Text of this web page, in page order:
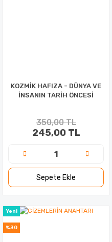
KOZMİK HAFIZA - DÜNYA VE
İNSANIN TARİH ÖNCESİ
350,00 TL
245,00 TL
Sepete Ekle
%30
Yeni